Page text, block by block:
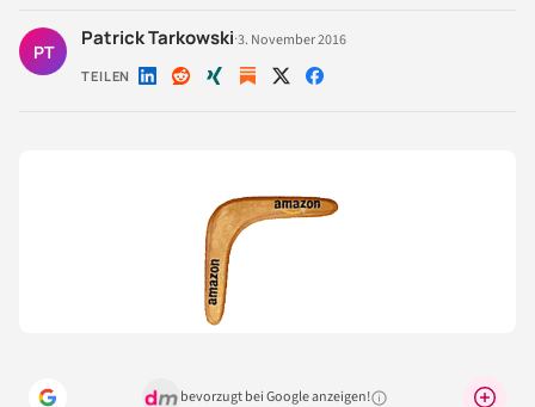
PT
Patrick Tarkowski·3. November 2016
TEILEN Auf Auf Auf Auf Auf
bevorzugt bei Google anzeigen!